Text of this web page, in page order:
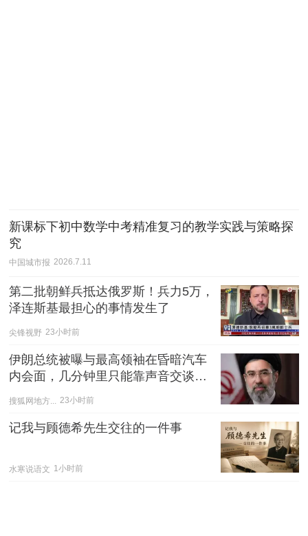
新课标下初中数学中考精准复习的教学实践与策略探
究
中国城市报 2026.7.11
第二批朝鲜兵抵达俄罗斯！兵力5万，
泽连斯基最担心的事情发生了
尖锋视野 23小时前
伊朗总统被曝与最高领袖在昏暗汽车
内会面，几分钟里只能靠声音交谈难
搜狐网地方... 23小时前
记我与顾德希先生交往的一件事
水寒说语文 1小时前